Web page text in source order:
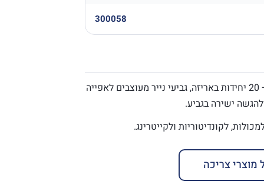
300058
(5.5 oz) — 20 יחידות באריזה, גביעי נייר מעוצבים לאפייה
ישירה בגביע.
מוצרי צריכה